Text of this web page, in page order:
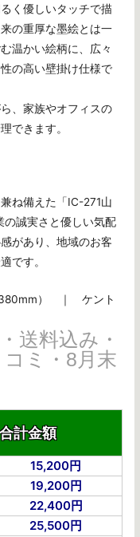
く優しいタッチで描
の重厚な墨絵とは一
温かい絵柄に、広々
の高い壁掛け仕様で
、家族やオフィスの
できます。
ね備えた「IC-271山
誠実さと優しい気配
があり、地域のお客
です。
） ｜ ケント
送料込み・
ミ・8月末
合計金額
15,200円
19,200円
22,400円
25,500円